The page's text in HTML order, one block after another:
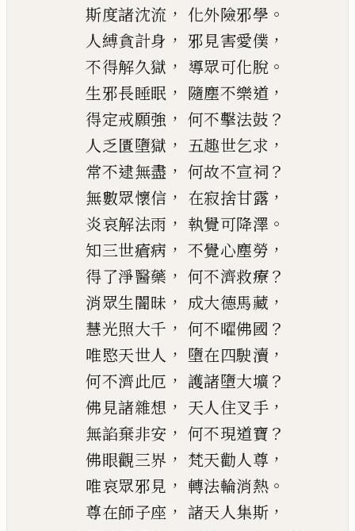
斯度諸沈流 ， 化外險邪學 。
人縛貪計身 ， 邪見害愛僕 ，
不得解久獄 ， 導眾可化脫 。
生邪長睡眠 ， 隨塵不樂道 ，
得定戒願強 ， 何不擊法鼓 ？
人乏匱墮獄 ， 五趣世乞求 ，
常不逮無盡 ， 何故不宣祠？
無數眾懷信 ， 在寂捨甘露 ，
炎哀解法雨 ， 執覺可降澤 。
知三世瘡病 ， 不覺心塵勞 ，
得了淨醫藥 ， 何不濟救療？
消眾生闇昧 ， 成大德馬藏 ，
慧光照大千 ， 何不曜佛國 ？
唯愍天世人 ， 墮在四駛瀆 ，
何不濟此厄 ， 護諸墮大壙 ？
佛見諸雜想 ， 天人住叉手 ，
無諂棄非安 ， 何不現道寶 ？
佛眼觀三界 ， 梵天勸人尊 ，
唯哀眾邪見 ， 轉法輪消熱 。
尊在師子座 ， 諸天人集斯 ，